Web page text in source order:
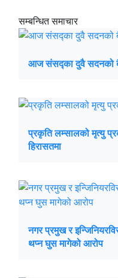
सम्बन्धित समाचार
आज संसद्का दुवै सदनको
प्रकृति लम्सालको मृत्यु
हिरासतमा
नगर प्रमुख र
थप्न घुस मागेको आरोप